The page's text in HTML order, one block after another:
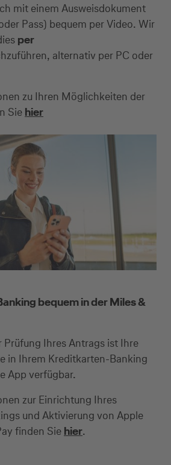
mit einem Ausweisdokument
Pass) bequem per Video. Wir
per
alternativ per PC oder
zu Ihren Möglichkeiten der
Sie hier
bequem in der Miles &
Ihres Antrags ist Ihre
in Ihrem Kreditkarten-Banking
App verfügbar.
zur Einrichtung Ihres
und Aktivierung von Apple
finden Sie hier.